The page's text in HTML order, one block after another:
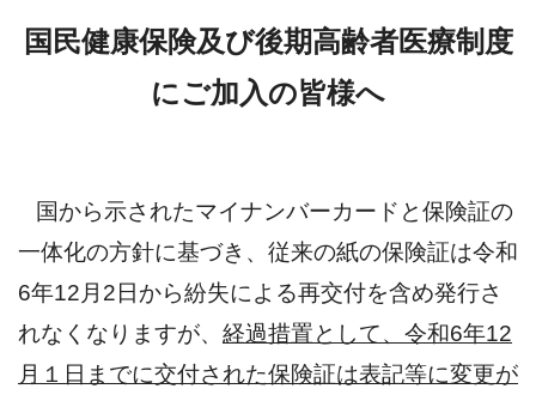
国民健康保険及び後期高齢者医療制度
にご加入の皆様へ
国から示されたマイナンバーカードと保険証の
一体化の方針に基づき、従来の紙の保険証は令和
6年12月2日から紛失による再交付を含め発行さ
れなくなりますが、 経過措置として、令和6年12
月１日までに交付された保険証は表記等に変更が